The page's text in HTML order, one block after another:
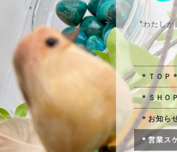
〝わたし
＊ＴＯＰ＊
＊ＳＨＯ
＊お知ら
＊営業ス